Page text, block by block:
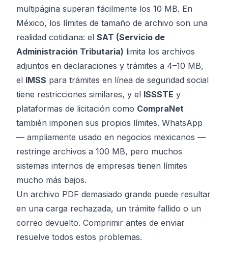
multipágina superan fácilmente los 10 MB. En
México, los límites de tamaño de archivo son una
realidad cotidiana: el SAT (Servicio de
Administración Tributaria) limita los archivos
adjuntos en declaraciones y trámites a 4–10 MB,
el IMSS para trámites en línea de seguridad social
tiene restricciones similares, y el ISSSTE y
plataformas de licitación como CompraNet
también imponen sus propios límites. WhatsApp
— ampliamente usado en negocios mexicanos —
restringe archivos a 100 MB, pero muchos
sistemas internos de empresas tienen límites
mucho más bajos.
Un archivo PDF demasiado grande puede resultar
en una carga rechazada, un trámite fallido o un
correo devuelto. Comprimir antes de enviar
resuelve todos estos problemas.